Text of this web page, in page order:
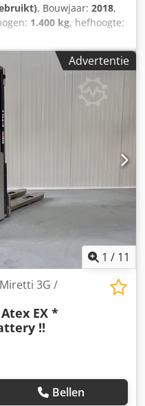
, Bouwjaar: 2018,
1.400 kg, hefhoogte:
+ model:STILL EXV
Crodpozq Un
Mast:2F2940 Lowered
mm Capacity:1400 kg
Capacity:Complete
EX * MIRETTI - E9856
015 Gasgroep = IIB
( toegestaan in ZONE 2
- DUBBEL stock
mast !! - Initiaal heffing
Advertentie
1 / 11
3G /
EX *
!!
Bellen